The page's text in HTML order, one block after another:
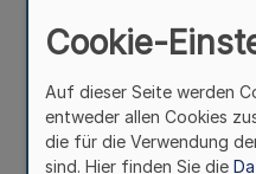
Verwaltungsvorschrift
Cookie-
Auf dieser Seite werden
entweder allen Cookies
die für die Verwendung
sind. Hier finden Sie die